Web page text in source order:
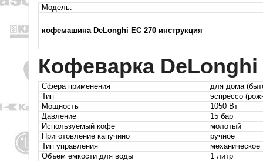
Модель:
кофемашина DeLonghi EC 270 инструкция
Кофеварка DeLonghi
Сфера применения
для дома
Тип
эспрессо
Мощность
1050 Вт
Давление
15 бар
Используемый кофе
молотый
Приготовление капучино
ручное
Тип управления
механическое
Объем емкости для воды
1 литр